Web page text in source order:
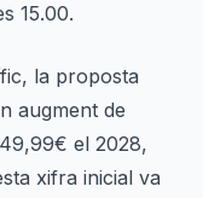
15.00.
la proposta
augment de
el 2028,
xifra inicial va